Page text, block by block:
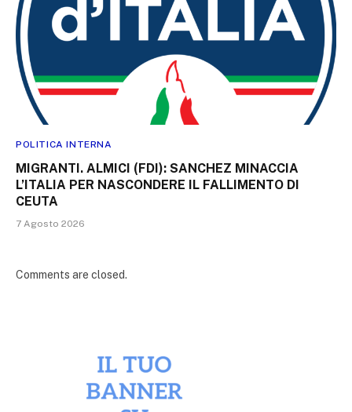
POLITICA INTERNA
MIGRANTI. ALMICI (FDI): SANCHEZ MINACCIA
L’ITALIA PER NASCONDERE IL FALLIMENTO DI
CEUTA
7 Agosto 2026
Comments are closed.